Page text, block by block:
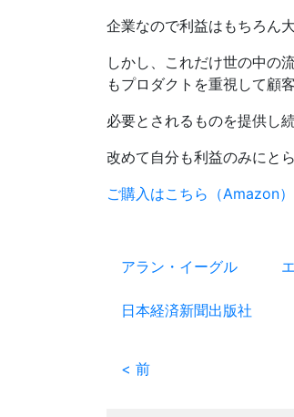
企業なので利益はもちろん大
しかし、これだけ世の中の
もプロダクトを重視して顧
必要とされるものを提供し
改めて自分も利益のみにと
ご購入はこちら（Amazon）
アラン・イーグル
日本経済新聞出版社
< 前